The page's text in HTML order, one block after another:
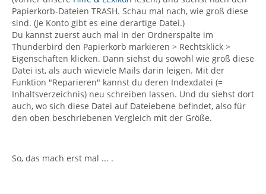
Papierkorb-Dateien TRASH. Schau mal nach, wie groß diese
sind. (Je Konto gibt es eine derartige Datei.)
Du kannst zuerst auch mal in der Ordnerspalte im
Thunderbird den Papierkorb markieren > Rechtsklick >
Eigenschaften klicken. Dann siehst du sowohl wie groß diese
Datei ist, als auch wieviele Mails darin leigen. Mit der
Funktion "Reparieren" kannst du deren Indexdatei (=
Inhaltsverzeichnis) neu schreiben lassen. Und du siehst dort
auch, wo sich diese Datei auf Dateiebene befindet, also für
den oben beschriebenen Vergleich mit der Größe.
So, das mach erst mal ... .